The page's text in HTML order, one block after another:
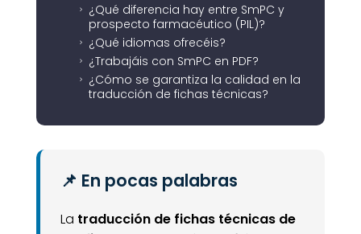
5
¿Qué diferencia hay entre SmPC y
prospecto farmacéutico (PIL)?
5 ¿Qué idiomas ofrecéis?
5 ¿Trabajáis con SmPC en PDF?
5
¿Cómo se garantiza la calidad en la
traducción de fichas técnicas?
📌 En pocas palabras
La traducción de fichas técnicas de